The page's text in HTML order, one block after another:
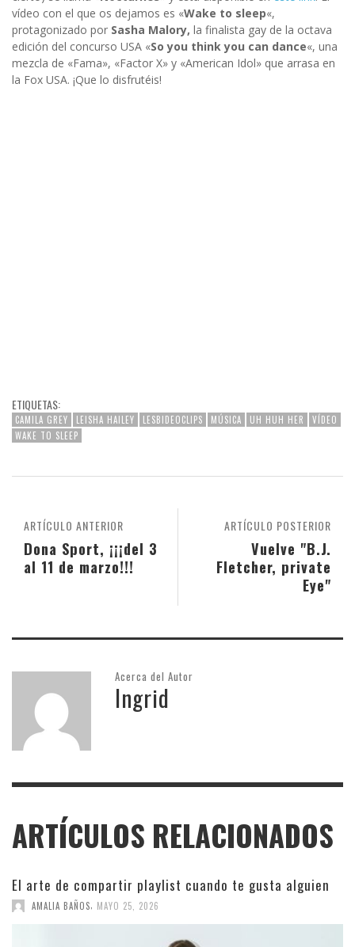
vídeo con el que os dejamos es «Wake to sleep«,
protagonizado por Sasha Malory, la finalista gay de la octava
edición del concurso USA «So you think you can dance«, una
mezcla de «Fama», «Factor X» y «American Idol» que arrasa en
la Fox USA. ¡Que lo disfrutéis!
ETIQUETAS:
CAMILA GREY LEISHA HAILEY LESBIDEOCLIPS MÚSICA UH HUH HER
VÍDEO
WAKE TO SLEEP
ARTÍCULO POSTERIOR
Vuelve "B.J.
Fletcher, private
Eye"
ARTÍCULO ANTERIOR
Dona Sport, ¡¡¡del 3
al 11 de marzo!!!
Acerca del Autor
Ingrid
ARTÍCULOS RELACIONADOS
El arte de compartir playlist cuando te gusta alguien
AMALIA BAÑOS MAYO 25, 2026